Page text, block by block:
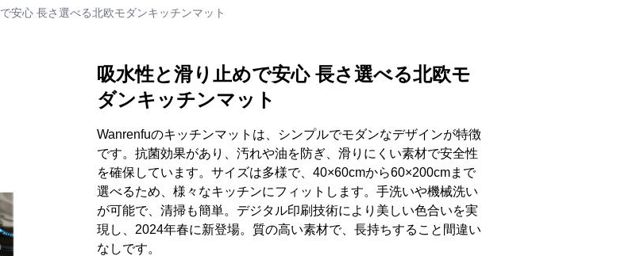
安心 長さ選べる北欧モダンキッチンマット
吸水性と滑り止めで安心 長さ選べる北欧モ
ダンキッチンマット
Wanrenfuのキッチンマットは、シンプルでモダンなデザインが特徴
です。抗菌効果があり、汚れや油を防ぎ、滑りにくい素材で安全性
を確保しています。サイズは多様で、40×60cmから60×200cmまで
選べるため、様々なキッチンにフィットします。手洗いや機械洗い
が可能で、清掃も簡単。デジタル印刷技術により美しい色合いを実
現し、2024年春に新登場。質の高い素材で、長持ちすること間違い
なしです。